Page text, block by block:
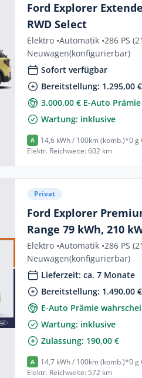
Ford Explorer
RWD Select
Elektro •Automatik •286 PS
Neuwagen(konfigurierbar)
Sofort verfügbar
Bereitstellung: 1.295,00 €
3.000,00 € E-Auto
Wartung: inklusive
A 14,6 kWh / 100km (komb.)*0 g
Elektr. Reichweite: 602 km
Privat
Ford Explorer
Range 79 kWh, 210
Elektro •Automatik •286 PS
Neuwagen(konfigurierbar)
Lieferzeit: ca. 7 Monate
Bereitstellung: 1.490,00 €
E-Auto Prämie
Wartung: inklusive
Zulassung: 190,00 €
A 14,7 kWh / 100km (komb.)*0 g
Elektr. Reichweite: 572 km